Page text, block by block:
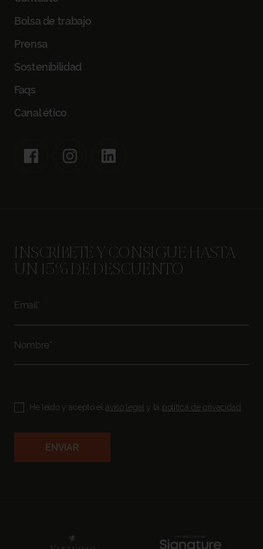
Bolsa de trabajo
Prensa
Sostenibilidad
Faqs
Canal ético
INSCRÍBETE Y CONSIGUE HASTA
UN 15% DE DESCUENTO
He leído y acepto el aviso legal y la política de privacidad
ENVIAR